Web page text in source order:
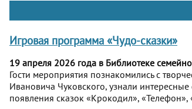
Игровая программа «Чудо-сказки»
19 апреля 2026 года в Библиотеке
Гости мероприятия познакомились с
Ивановича Чуковского, узнали
появления сказок «Крокодил»,